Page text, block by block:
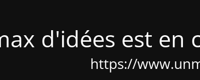
d'idées est en
https://